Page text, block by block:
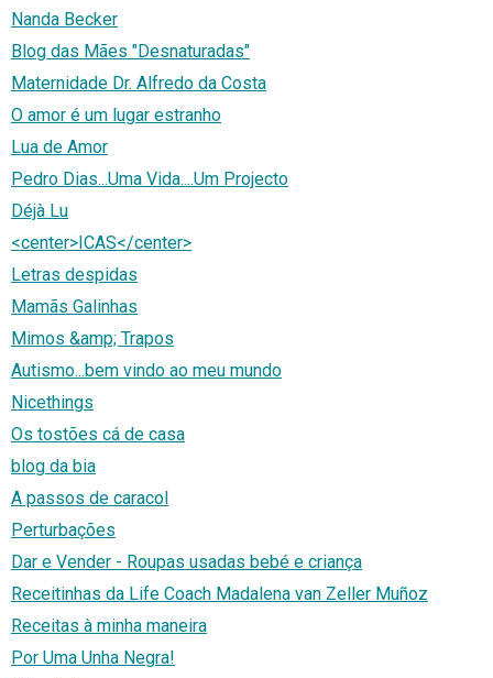
Nanda Becker
Blog das Mães "Desnaturadas"
Maternidade Dr. Alfredo da Costa
O amor é um lugar estranho
Lua de Amor
Pedro Dias...Uma Vida....Um Projecto
Déjà Lu
<center>ICAS</center>
Letras despidas
Mamãs Galinhas
Mimos &amp; Trapos
Autismo...bem vindo ao meu mundo
Nicethings
Os tostões cá de casa
blog da bia
A passos de caracol
Perturbações
Dar e Vender - Roupas usadas bebé e criança
Receitinhas da Life Coach Madalena van Zeller Muñoz
Receitas à minha maneira
Por Uma Unha Negra!